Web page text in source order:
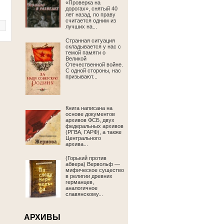
«Проверка на
дорогах», снятый 40
лет назад, по праву
считается одним из
лучших на...
Странная ситуация
складывается у нас с
темой памяти о
Великой
Отечественной войне.
С одной стороны, нас
призывают...
Книга написана на
основе документов
архивов ФСБ, двух
федеральных архивов
(РГВА, ГАРФ), а также
Центрального
архива...
(Горький против
абвера) Вервольф —
мифическое существо
в религии древних
германцев,
аналогичное
славянскому...
АРХИВЫ